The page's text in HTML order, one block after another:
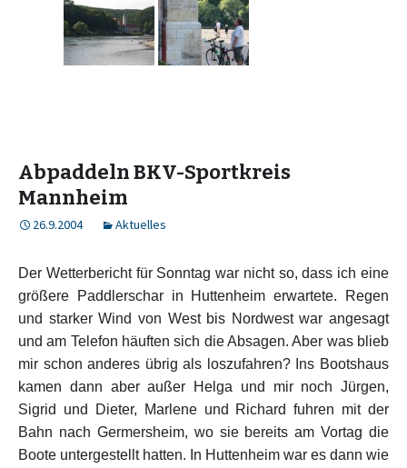
Abpaddeln BKV-Sportkreis
Mannheim
26.9.2004 Aktuelles
Der Wetterbericht für Sonntag war nicht so, dass ich eine
größere Paddlerschar in Huttenheim erwartete. Regen
und starker Wind von West bis Nordwest war angesagt
und am Telefon häuften sich die Absagen. Aber was blieb
mir schon anderes übrig als loszufahren? Ins Bootshaus
kamen dann aber außer Helga und mir noch Jürgen,
Sigrid und Dieter, Marlene und Richard fuhren mit der
Bahn nach Germersheim, wo sie bereits am Vortag die
Boote untergestellt hatten. In Huttenheim war es dann wie